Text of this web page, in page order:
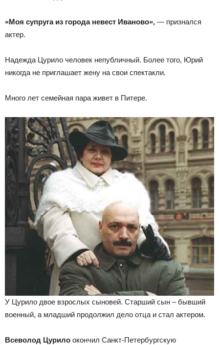
«Моя супруга из города невест Иваново», — признался
актер.
Надежда Цурило человек непубличный. Более того, Юрий
никогда не приглашает жену на свои спектакли.
Много лет семейная пара живет в Питере.
У Цурило двое взрослых сыновей. Старший сын – бывший
военный, а младший продолжил дело отца и стал актером.
Всеволод Цурило окончил Санкт-Петербургскую